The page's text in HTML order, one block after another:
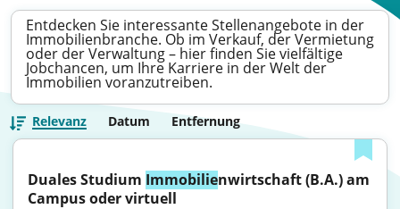
Entdecken Sie interessante Stellenangebote in der
Immobilienbranche. Ob im Verkauf, der Vermietung
oder der Verwaltung – hier finden Sie vielfältige
Jobchancen, um Ihre Karriere in der Welt der
Immobilien voranzutreiben.
Relevanz Datum Entfernung
Duales Studium Immobilienwirtschaft (B.A.) am
Campus oder virtuell